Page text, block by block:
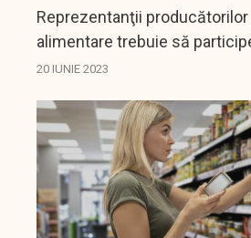
Reprezentanţii
alimentare trebuie să
referitoare la preţurile
se...
20 IUNIE 2023